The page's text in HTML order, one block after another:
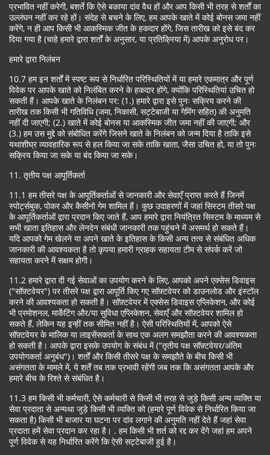
प्रभावित नहीं करेगी, बशर्ते कि ऐसे बकाया दांव वैध हों और आप किसी भी तरह से शर्तों का
उल्लंघन नहीं कर रहे हों। संदेह से बचने के लिए, हम आपके खाते में कोई बोनस जमा नहीं
करेंगे, न ही आप किसी भी आकस्मिक जीत के हकदार होंगे, जिस तारीख को इसे बंद कर
दिया गया है (चाहे हमारे द्वारा शर्तों के अनुसार, या प्रतिक्रिया में) आपके अनुरोध पर।
हमारे द्वारा निलंबन
10.7 हम इन शर्तों में स्पष्ट रूप से निर्धारित परिस्थितियों में या हमारे एकमात्र और पूर्ण
विवेक पर आपके खाते को निलंबित करने के हकदार होंगे, क्योंकि परिस्थितियां उचित हो
सकती हैं। आपके खाते के निलंबन पर: (1.) हमारे द्वारा इसे पुनः सक्रिय करने की
तारीख तक किसी भी गतिविधि (जमा, निकासी, सट्टेबाजी या गेमिंग सहित) की अनुमति
नहीं दी जाएगी; (2.) खाते में कोई बोनस या आकस्मिक जीत जमा नहीं की जाएगी; और
(3.) हम उस मुद्दे को संबोधित करेंगे जिसने खाते के निलंबन को जन्म दिया है ताकि इसे
यथाशीघ्र व्यावहारिक रूप से हल किया जा सके ताकि खाता, जैसा उचित हो, या तो पुनः
सक्रिय किया जा सके या बंद किया जा सके।
11. तृतीय पक्ष आपूर्तिकर्ता
11.1 हम तीसरे पक्ष के आपूर्तिकर्ताओं से जानकारी और सेवाएँ प्राप्त करते हैं जिनमें
स्पोर्ट्सबुक, पोकर और कैसीनो गेम शामिल हैं। कुछ उदाहरणों में जहां सिस्टम तीसरे पक्ष
के आपूर्तिकर्ताओं द्वारा प्रदान किए जाते हैं, आप हमारे द्वारा नियंत्रित सिस्टम के माध्यम से
सभी खाता इतिहास और लेनदेन संबंधी जानकारी तक पहुंचने में असमर्थ हो सकते हैं।
यदि आपको गेम खेलने या अपने खाते के इतिहास के किसी अन्य तत्व से संबंधित अधिक
जानकारी की आवश्यकता है तो कृपया हमारी ग्राहक सहायता टीम से संपर्क करें जो
सहायता करने में सक्षम होगी।
11.2 हमारे द्वारा दी गई सेवाओं का उपयोग करने के लिए, आपको अपने एक्सेस डिवाइस
("सॉफ़्टवेयर") पर तीसरे पक्ष द्वारा आपूर्ति किए गए सॉफ़्टवेयर को डाउनलोड और इंस्टॉल
करने की आवश्यकता हो सकती है। सॉफ़्टवेयर में एक्सेस डिवाइस एप्लिकेशन, और कोई
भी प्रमोशनल, मार्केटिंग और/या सुविधा एप्लिकेशन, सेवाएँ और सॉफ़्टवेयर शामिल हो
सकते हैं, लेकिन यह इन्हीं तक सीमित नहीं है। ऐसी परिस्थितियों में, आपको ऐसे
सॉफ़्टवेयर के मालिक या लाइसेंसकर्ता के साथ एक अलग समझौता करने की आवश्यकता
हो सकती है। आपके द्वारा इसके उपयोग के संबंध में ("तृतीय पक्ष सॉफ़्टवेयर/अंतिम
उपयोगकर्ता अनुबंध")। शर्तों और किसी तीसरे पक्ष के समझौते के बीच किसी भी
असंगतता के मामले में, ये शर्तें तब तक प्रभावी रहेंगी जब तक कि असंगतता आपके और
हमारे बीच के रिश्ते से संबंधित है।
11.3 हम किसी भी कर्मचारी, ऐसे कर्मचारी से किसी भी तरह से जुड़े किसी अन्य व्यक्ति या
सेवा प्रदाता से अन्यथा जुड़े किसी भी व्यक्ति को (हमारे पूर्ण विवेक से निर्धारित किया जा
सकता है) किसी भी बाजार या घटना पर दांव लगाने की अनुमति नहीं देते हैं जहां सेवा
प्रदाता हमें सेवा प्रदान कर रहा है। . हम किसी भी शर्त को रद्द कर देंगे जहां हम अपने
पूर्ण विवेक से यह निर्धारित करेंगे कि ऐसी सट्टेबाजी हुई है।